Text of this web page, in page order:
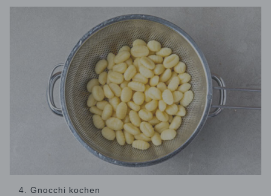
4. Gnocchi kochen